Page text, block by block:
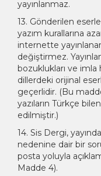
yayınlanmaz.
13. Gönderilen
yazım kurallarına
internette
değiştirmez.
bozuklukları ve imla
dillerdeki orijinal
geçerlidir. (Bu
yazıların Türkçe
edilmiştir.)
14. Sis Dergi,
nedenine dair bir
posta yoluyla
Madde 4).